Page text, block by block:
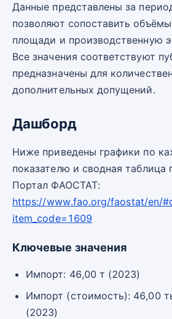
Данные представлены за
позволяют сопоставить
площади и производственную
Все значения соответствуют
предназначены для
дополнительных допущений.
Дашборд
Ниже приведены графики по
показателю и сводная таблица
Портал ФАОСТАТ:
https://www.fao.org/faostat/en/
item_code=1609
Ключевые значения
Импорт: 46,00 т (2023)
Импорт (стоимость): 46,00
(2023)